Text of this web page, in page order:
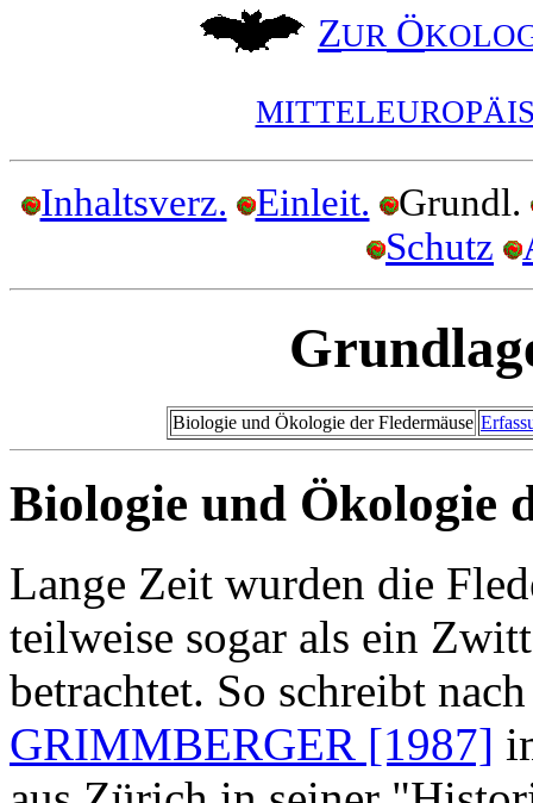
ZUR Ö
Inhaltsverz. Einleit.
Grundl.
Schutz
Biologie und Ökologie der Fledermäuse
Biologie und Ökologie
Lange Zeit wurden die
teilweise sogar als ein
betrachtet. So schreibt
GRIMMBERGER [1987]